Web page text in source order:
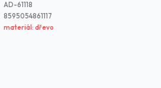
AD-61118
8595054861117
materiál: dřevo